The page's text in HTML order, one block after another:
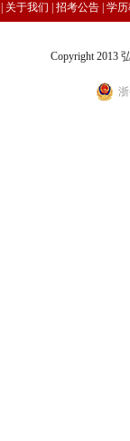
关于我们 招考公告| 学
Copyright 2013